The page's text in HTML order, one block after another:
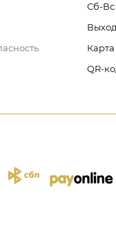
Сб-Вс
Карта
QR-